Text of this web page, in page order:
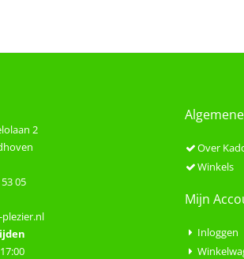
2
05
Over
Winkels
Mijn
Inloggen